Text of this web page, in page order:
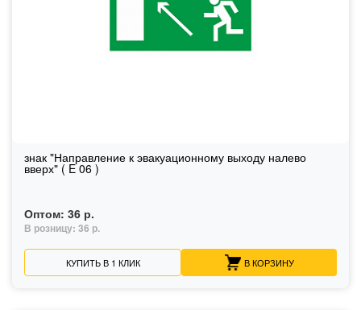
знак "Направление к эвакуационному выходу налево
вверх" ( E 06 )
Оптом: 36 р.
В розницу: 36 р.
КУПИТЬ В 1 КЛИК В КОРЗИНУ